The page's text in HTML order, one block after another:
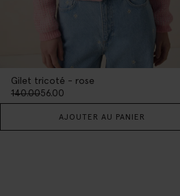
Gilet tricoté - rose
140.0056.00
AJOUTER AU PANIER